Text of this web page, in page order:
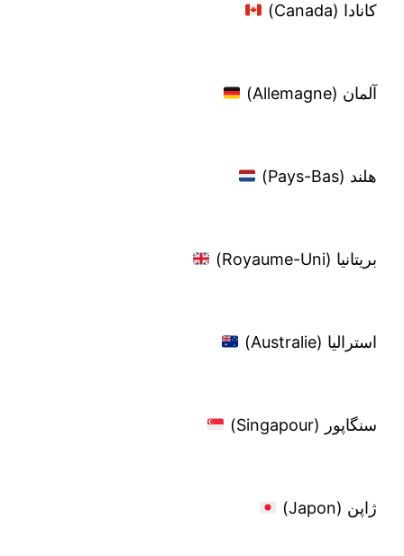
کانادا (Canada)
آلمان (Allemagne)
هلند (Pays-Bas)
بریتانیا (Royaume-Uni)
استرالیا (Australie)
سنگاپور (Singapour)
ژاپن (Japon)